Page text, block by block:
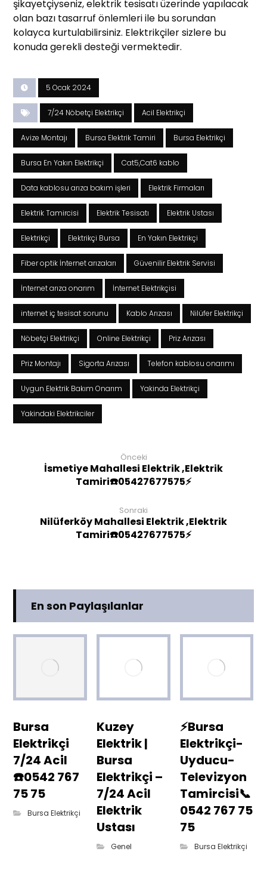
şikayetçiyseniz, elektrik tesisatı üzerinde yapılacak
olan bazı tasarruf önlemleri ile bu sorundan
kolayca kurtulabilirsiniz. Elektrikçiler sizlere bu
konuda gerekli desteği vermektedir.
5 Ocak 2024
7/24 Nöbetçi Elektrikçi Acil Elektrikçi
Avize Montajı Bursa Elektrik Tamiri Bursa Elektrikçi
Bursa En Yakın Elektrikçi Cat5,Cat6 kablo
Data kablosu arıza bakım işleri Elektrik Firmaları
Elektrik Tamircisi Elektrik Tesisatı Elektrik Ustası
Elektrikçi Elektrikçi Bursa En Yakın Elektrikçi
Fiber optik İnternet arızaları Güvenilir Elektrik Servisi
İnternet arıza onarım İnternet Elektrikçisi
internet iç tesisat sorunu Kablo Arızası Nilüfer Elektrikçi
Nöbetçi Elektrikçi Online Elektrikçi Priz Arızası
Priz Montajı Sigorta Arızası Telefon kablosu onarımı
Uygun Elektrik Bakım Onarım Yakinda Elektrikçi
Yakindaki Elektrikciler
Önceki
İsmetiye Mahallesi Elektrik ,Elektrik
Tamiri☎️05427677575⚡
Sonraki
Nilüferköy Mahallesi Elektrik ,Elektrik
Tamiri☎️05427677575⚡
En son Paylaşılanlar
Bursa
Elektrikçi
7/24 Acil
☎️0542 767
75 75
Bursa Elektrikçi
Kuzey
Elektrik |
Bursa
Elektrikçi –
7/24 Acil
Elektrik
Ustası
Genel
⚡Bursa
Elektrikçi-
Uyducu-
Televizyon
Tamircisi📞
0542 767 75
75
Bursa Elektrikçi